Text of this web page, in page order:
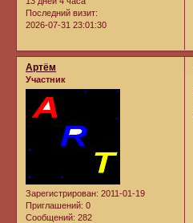
Последний визит:
2026-07-31 23:01:30
Артём
Участник
Зарегистрирован: 2011-01-19
Приглашений: 0
Сообщений: 282